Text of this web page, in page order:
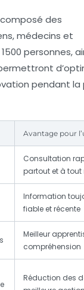
des
médecins et
personnes,
pendant la
Avantage pour
Consultation
partout et à
Information
fiable et récente
Meilleur
compréhension
Réduction des